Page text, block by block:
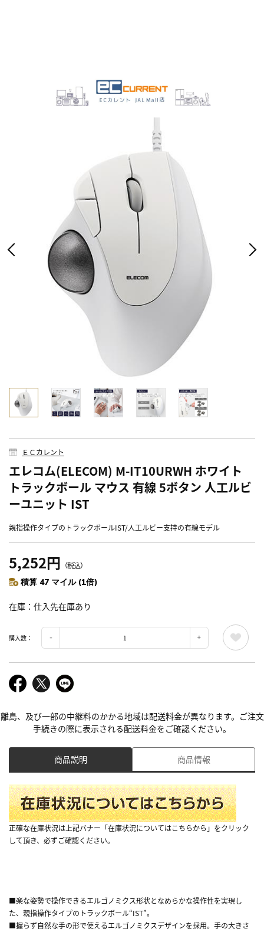
ＥＣカレント
エレコム(ELECOM) M-IT10URWH ホワイト
トラックボール マウス 有線 5ボタン 人工ルビ
ーユニット IST
親指操作タイプのトラックボールIST/人工ルビー支持の有線モデル
5,252円 （税込）
積算 47 マイル (1倍)
在庫 仕入先在庫あり
購入数：
離島、及び一部の中継料のかかる地域は配送料金が異なります。ご注文
手続きの際に表示される配送料金をご確認ください。
商品説明 商品情報
正確な在庫状況は上記バナー「在庫状況についてはこちらから」をクリック
して頂き、必ずご確認ください。
■楽な姿勢で操作できるエルゴノミクス形状となめらかな操作性を実現し
た、親指操作タイプのトラックボール“IST”。
■握らず自然な手の形で使えるエルゴノミクスデザインを採用。手の大きさ